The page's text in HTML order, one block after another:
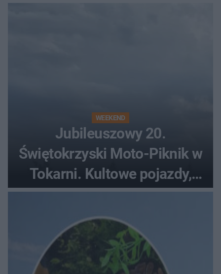
WEEKEND
Jubileuszowy 20.
Świętokrzyski Moto-Piknik w
Tokarni. Kultowe pojazdy,
pokazy i muzyczna scena w
Muzeum Wsi Kieleckiej